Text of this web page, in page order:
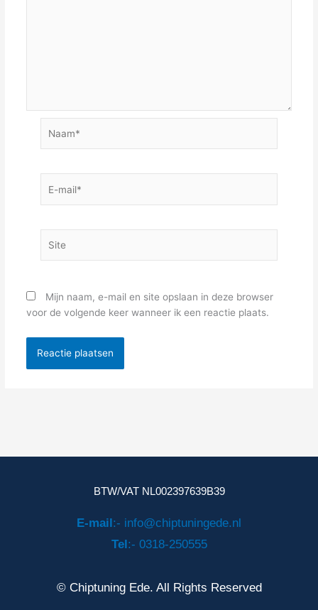
mail*
Mijn naam, e-mail en site opslaan in deze browser
voor de volgende keer wanneer ik een reactie plaats.
BTW/VAT NL002397639B39
E-mail :- info@chiptuningede.nl
Tel :- 0318-250555
© Chiptuning Ede. All Rights Reserved